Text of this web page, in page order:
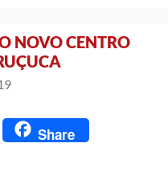
NOVO CENTRO
PrintFriendly
Share